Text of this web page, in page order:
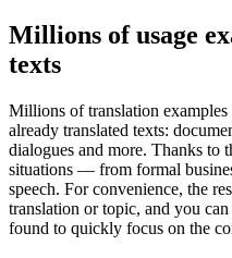
Millions of usage
texts
Millions of translation
already translated texts:
dialogues and more. Thanks to
situations — from formal
speech. For convenience, the
translation or topic, and you
found to quickly focus on the